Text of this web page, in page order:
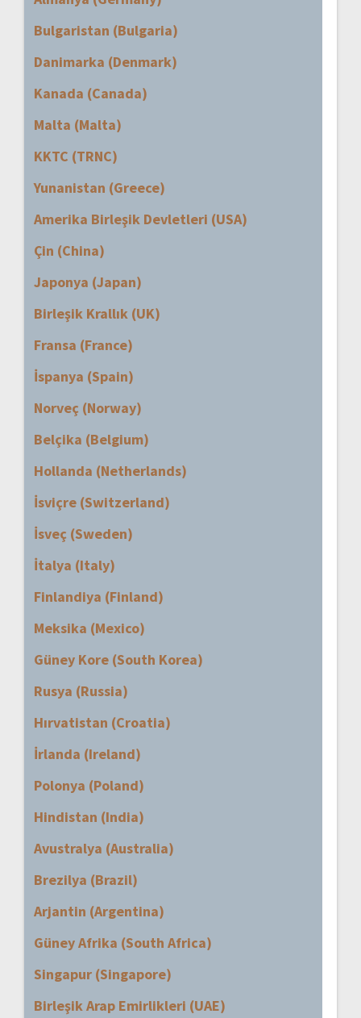
Bulgaristan (Bulgaria)
Danimarka (Denmark)
Kanada (Canada)
Malta (Malta)
KKTC (TRNC)
Yunanistan (Greece)
Amerika Birleşik Devletleri (USA)
Çin (China)
Japonya (Japan)
Birleşik Krallık (UK)
Fransa (France)
İspanya (Spain)
Norveç (Norway)
Belçika (Belgium)
Hollanda (Netherlands)
İsviçre (Switzerland)
İsveç (Sweden)
İtalya (Italy)
Finlandiya (Finland)
Meksika (Mexico)
Güney Kore (South Korea)
Rusya (Russia)
Hırvatistan (Croatia)
İrlanda (Ireland)
Polonya (Poland)
Hindistan (India)
Avustralya (Australia)
Brezilya (Brazil)
Arjantin (Argentina)
Güney Afrika (South Africa)
Singapur (Singapore)
Birleşik Arap Emirlikleri (UAE)